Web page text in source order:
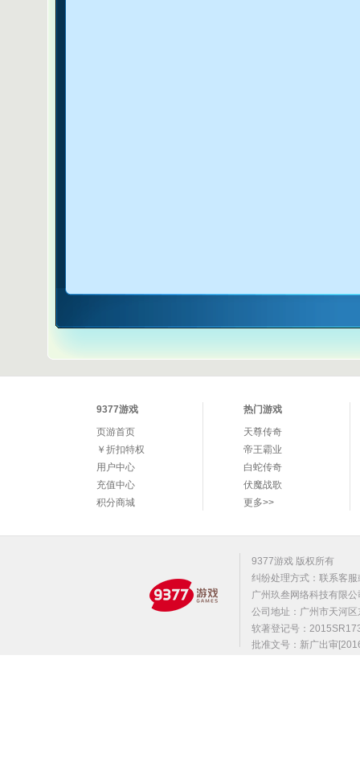
9377游戏
页游首页
￥折扣特权
用户中心
充值中心
积分商城
热门游戏
天尊传奇
帝王霸业
白蛇传奇
伏魔战歌
更多>>
9377游戏 版权所有
纠纷处理方式：联系客服
广州玖叁网络科技有限
公司地址：广州市天河
软著登记号：
批准文号：新广出审